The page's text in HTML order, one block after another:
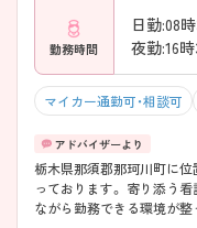
勤務時間
日勤:08
夜勤:16時
マイカー通勤可・相談可
栃木県那須郡那珂川町に
っております。 寄り添う
ながら勤務できる環境が